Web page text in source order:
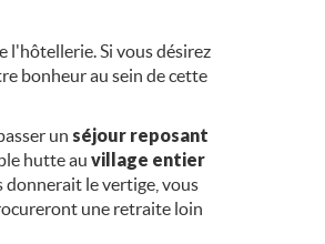
l'hôtellerie. Si vous désirez
bonheur au sein de cette
un séjour reposant
hutte au village entier
donnerait le vertige, vous
une retraite loin